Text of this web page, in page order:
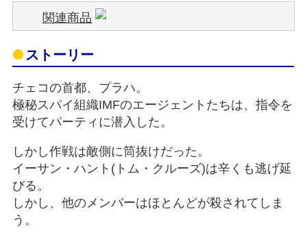
関連商品
ストーリー
チェコの首都、プラハ。
極秘スパイ組織IMFのエージェントたちは、指令を
受けてパーティに潜入した。
しかし作戦は敵側に筒抜けだった。
イーサン・ハント(トム・クルーズ)は辛くも逃げ延
びる。
しかし、他のメンバーはほとんどが殺されてしま
う。